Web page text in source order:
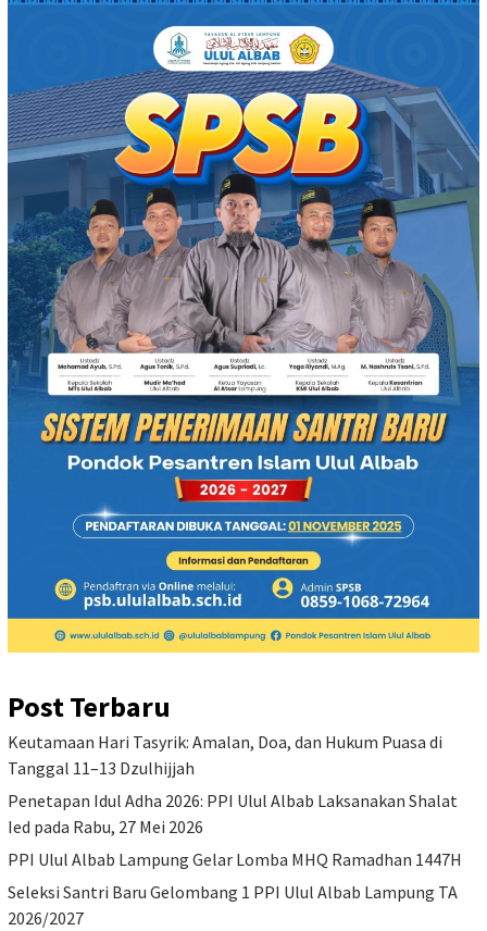
Post Terbaru
Keutamaan Hari Tasyrik: Amalan, Doa, dan Hukum Puasa di
Tanggal 11–13 Dzulhijjah
Penetapan Idul Adha 2026: PPI Ulul Albab Laksanakan Shalat
Ied pada Rabu, 27 Mei 2026
PPI Ulul Albab Lampung Gelar Lomba MHQ Ramadhan 1447H
Seleksi Santri Baru Gelombang 1 PPI Ulul Albab Lampung TA
2026/2027